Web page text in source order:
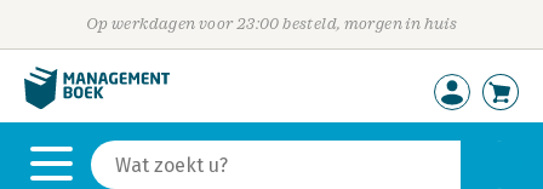
Op werkdagen voor 23:00 besteld, morgen in huis